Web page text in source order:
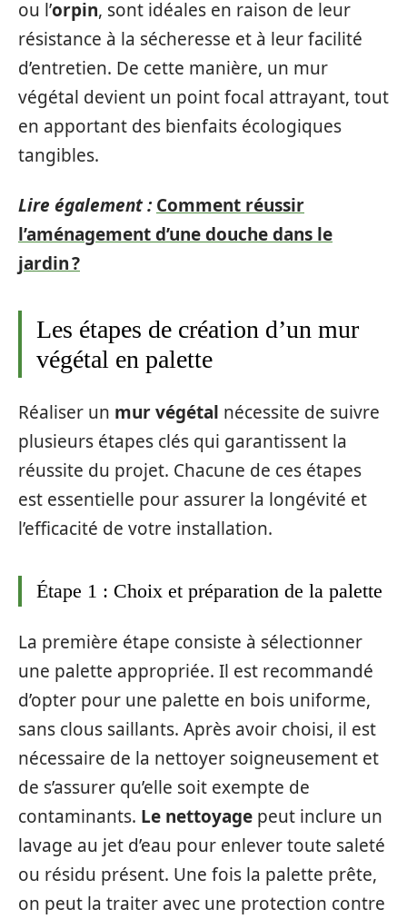
ou l’orpin, sont idéales en raison de leur
résistance à la sécheresse et à leur facilité
d’entretien. De cette manière, un mur
végétal devient un point focal attrayant, tout
en apportant des bienfaits écologiques
tangibles.
Lire également : Comment réussir
l’aménagement d’une douche dans le
jardin ?
Les étapes de création d’un mur
végétal en palette
Réaliser un mur végétal nécessite de suivre
plusieurs étapes clés qui garantissent la
réussite du projet. Chacune de ces étapes
est essentielle pour assurer la longévité et
l’efficacité de votre installation.
Étape 1 : Choix et préparation de la palette
La première étape consiste à sélectionner
une palette appropriée. Il est recommandé
d’opter pour une palette en bois uniforme,
sans clous saillants. Après avoir choisi, il est
nécessaire de la nettoyer soigneusement et
de s’assurer qu’elle soit exempte de
contaminants. Le nettoyage peut inclure un
lavage au jet d’eau pour enlever toute saleté
ou résidu présent. Une fois la palette prête,
on peut la traiter avec une protection contre